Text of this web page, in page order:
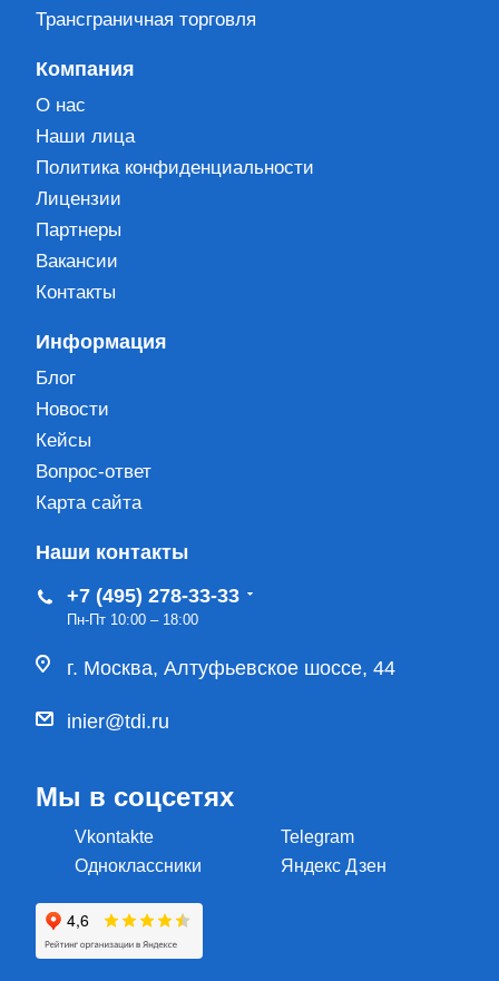
Трансграничная торговля
Компания
О нас
Наши лица
Политика конфиденциальности
Лицензии
Партнеры
Вакансии
Контакты
Информация
Блог
Новости
Кейсы
Вопрос-ответ
Карта сайта
Наши контакты
+7 (495) 278-33-33
Пн-Пт 10:00 – 18:00
г. Москва, Алтуфьевское шоссе, 44
inier@tdi.ru
Мы в соцсетях
Vkontakte
Telegram
Одноклассники
Яндекс Дзен